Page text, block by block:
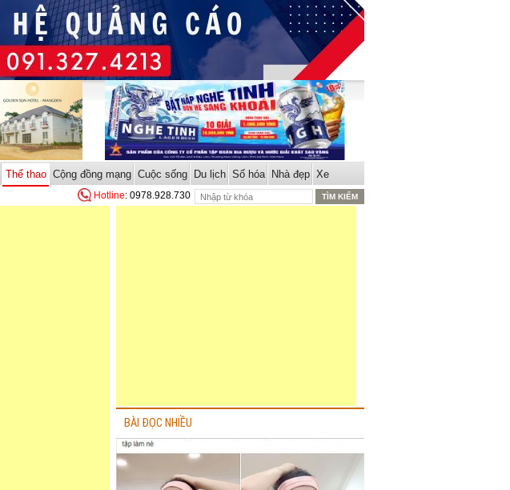
Thể thao Cộng đồng mạng Cuộc sống Du lịch Số hóa Nhà đẹp Xe
Hotline: 0978.928.730
BÀI ĐỌC NHIỀU